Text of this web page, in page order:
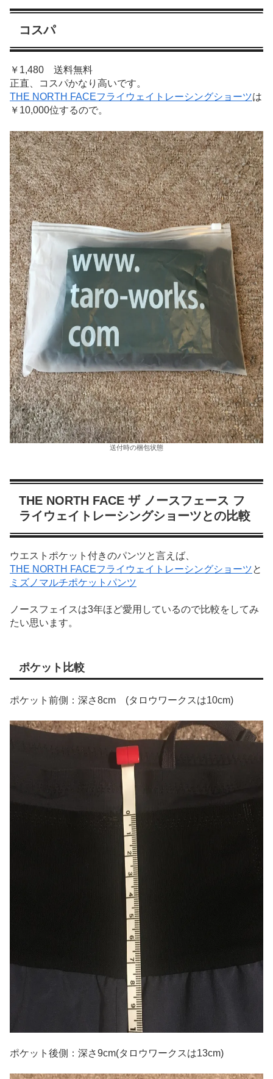
コスパ
￥1,480 送料無料
正直、コスパかなり高いです。
THE NORTH FACEフライウェイトレーシングショーツは
￥10,000位するので。
送付時の梱包状態
THE NORTH FACE ザ ノースフェース フ
ライウェイトレーシングショーツとの比較
ウエストポケット付きのパンツと言えば、
THE NORTH FACEフライウェイトレーシングショーツと
ミズノマルチポケットパンツ
ノースフェイスは3年ほど愛用しているので比較をしてみ
たい思います。
ポケット比較
ポケット前側：深さ8cm (タロウワークスは10cm)
ポケット後側：深さ9cm(タロウワークスは13cm)